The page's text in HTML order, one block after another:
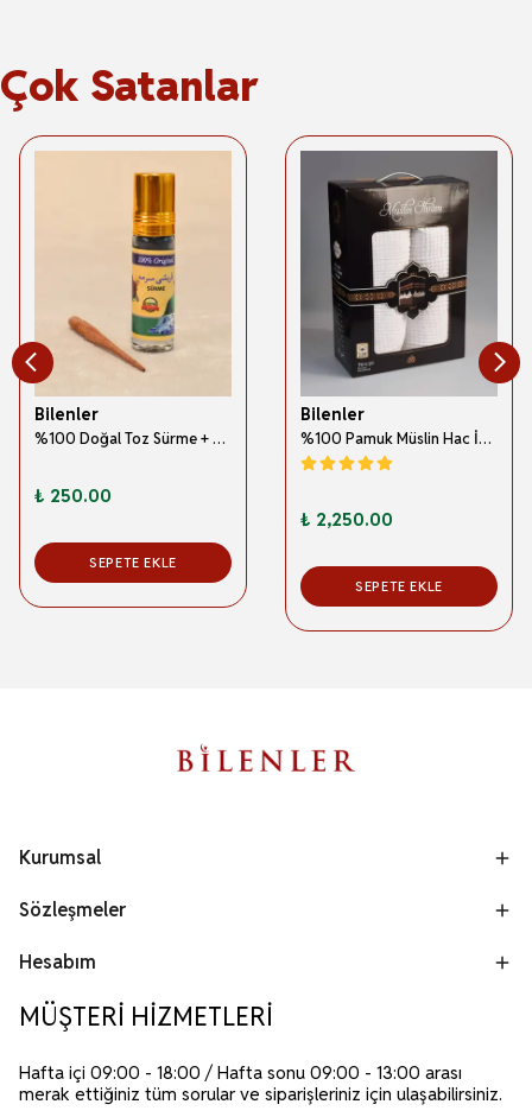
Çok Satanlar
Bilenler
%100 Doğal Toz Sürme + Ahşap Sürme Çubuğu | Geleneksel ve Orijinal Göz Sürmesi
₺ 250.00
SEPETE EKLE
Bilenler
%100 Pamuk Müslin Hac İhramı – Hafif; Dikişsiz ve Antibakteriyel
₺ 2,250.00
SEPETE EKLE
Kurumsal
Sözleşmeler
Hesabım
MÜŞTERİ HİZMETLERİ
Hafta içi 09:00 - 18:00 / Hafta sonu 09:00 - 13:00 arası
merak ettiğiniz tüm sorular ve siparişleriniz için ulaşabilirsiniz.